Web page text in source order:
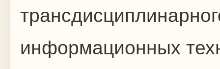
информационных